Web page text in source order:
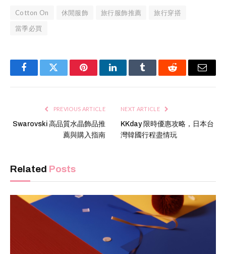
Cotton On 休閒服飾 旅行服飾推薦
旅行穿搭
當季必買
FacebookTwitter PinterestLinkedInTumblr Reddit Email
PREVIOUS ARTICLE
Swarovski 高品質水晶飾品推
薦與購入指南
NEXT ARTICLE
KKday 限時優惠攻略，日本台
灣韓國行程盡情玩
Related Posts